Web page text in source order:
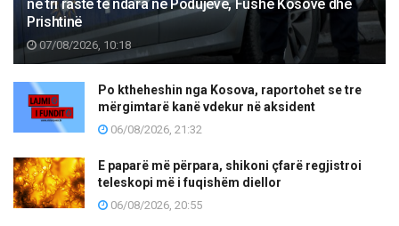
në tri raste të ndara në Podujevë, Fushë Kosovë dhe
Prishtinë
07/08/2026, 10:18
Po ktheheshin nga Kosova, raportohet se tre
mërgimtarë kanë vdekur në aksident
06/08/2026, 21:32
E paparë më përpara, shikoni çfarë regjistroi
teleskopi më i fuqishëm diellor
06/08/2026, 20:55